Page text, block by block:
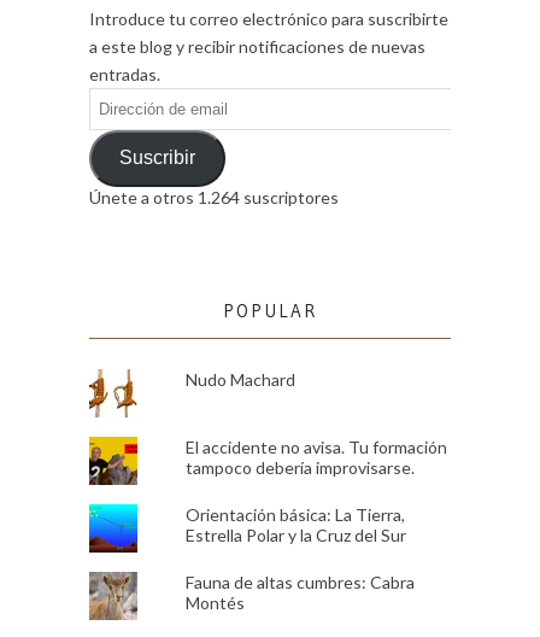
Introduce tu correo electrónico para suscribirte
a este blog y recibir notificaciones de nuevas
entradas.
Dirección
de
emailSuscribir
Únete a otros 1.264 suscriptores
POPULAR
Nudo Machard
El accidente no avisa. Tu formación
tampoco debería improvisarse.
Orientación básica: La Tierra,
Estrella Polar y la Cruz del Sur
Fauna de altas cumbres: Cabra
Montés